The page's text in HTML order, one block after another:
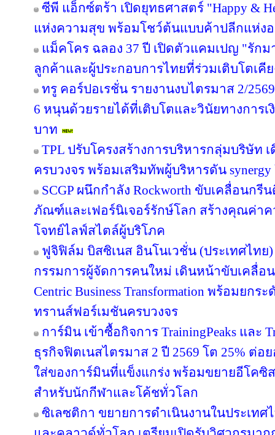
ซีพี แอ็กซ์ตร้า เปิดยุทธศาสตร์ "Happy &
แห่งความสุข พร้อมโชว์ต้นแบบค้าปลีกแห่ง
แม็คโคร ฉลอง 37 ปี เปิดตัวแคมเปญ "รั
ลูกค้าและผู้ประกอบการไทยที่ร่วมเติบโตเคี
ทรู คอร์ปอเรชั่น รายงานงบไตรมาส 2/
6 หนุนด้วยรายได้ที่เติบโตและวินัยทางการ
บาท
TPL ปรับโครงสร้างการบริหารกลุ่มบริษัท
ครบวงจร พร้อมเสริมทัพผู้บริหารดัน synergy
SCGP ผนึกกำลัง Rockworth ขับเคลื่อนก
ภัณฑ์และเฟอร์นิเจอร์รักษ์โลก สร้างคุณค่า
โจทย์ไลฟ์สไตล์ผู้บริโภค
ฟูจิฟิล์ม บิสซิเนส อินโนเวชั่น (ประเทศไทย)
กรรมการผู้จัดการคนใหม่ เดินหน้าขับเคลื่อ
Centric Business Transformation พร้อมย
ทรานส์ฟอร์เมชันครบวงจร
การ์มิน เข้าซื้อกิจการ TrainingPeaks และ
ธุรกิจฟิตเนสไตรมาส 2 ปี 2569 โต 25% ต่
ใส่ของการ์มินที่แข็งแกร่ง พร้อมขยายอีโคซิ
สำหรับนักกีฬาและโค้ชทั่วโลก
ซิเลซติกา ขยายการดำเนินงานในประเทศ